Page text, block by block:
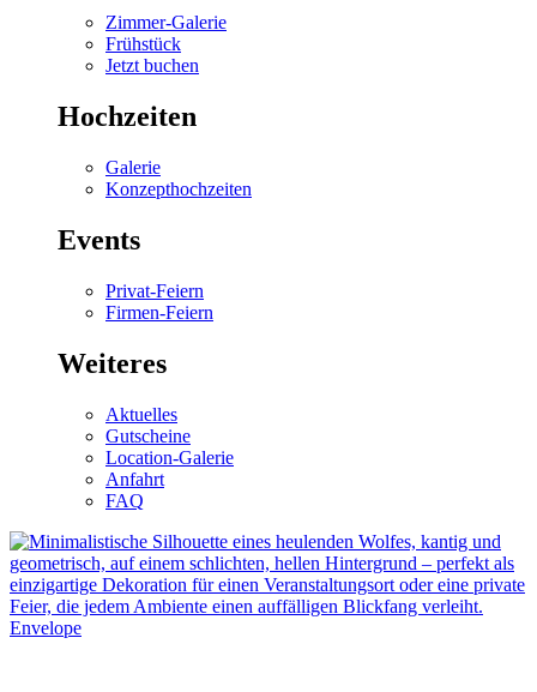
Zimmer-Galerie
Frühstück
Jetzt buchen
Hochzeiten
Galerie
Konzepthochzeiten
Events
Privat-Feiern
Firmen-Feiern
Weiteres
Aktuelles
Gutscheine
Location-Galerie
Anfahrt
FAQ
Envelope